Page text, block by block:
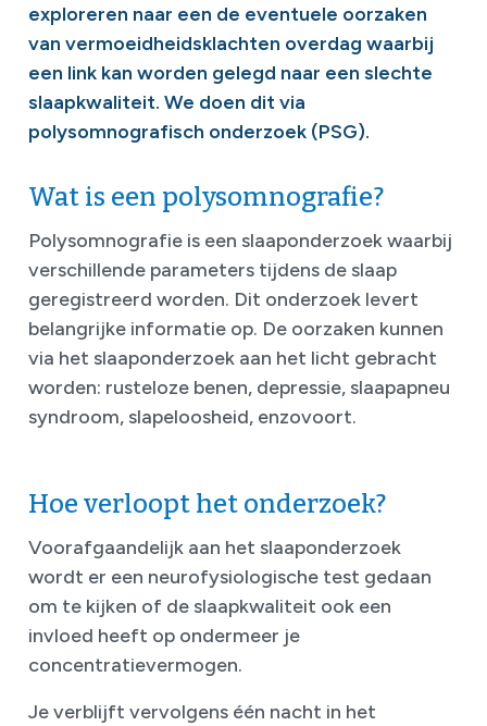
exploreren naar een de eventuele oorzaken
van vermoeidheidsklachten overdag waarbij
een link kan worden gelegd naar een slechte
slaapkwaliteit. We doen dit via
polysomnografisch onderzoek (PSG).
Wat is een polysomnografie?
Polysomnografie is een slaaponderzoek waarbij
verschillende parameters tijdens de slaap
geregistreerd worden. Dit onderzoek levert
belangrijke informatie op. De oorzaken kunnen
via het slaaponderzoek aan het licht gebracht
worden: rusteloze benen, depressie, slaapapneu
syndroom, slapeloosheid, enzovoort.
Hoe verloopt het onderzoek?
Voorafgaandelijk aan het slaaponderzoek
wordt er een neurofysiologische test gedaan
om te kijken of de slaapkwaliteit ook een
invloed heeft op ondermeer je
concentratievermogen.
Je verblijft vervolgens één nacht in het